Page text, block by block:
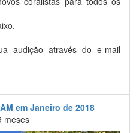
audição através do e-mail
em Janeiro de 2018
meses